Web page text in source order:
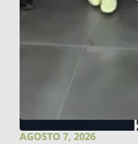
AGOSTO 7, 2026